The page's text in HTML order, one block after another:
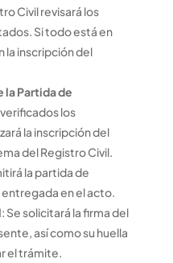
Civil revisará los
Si todo está en
la inscripción del
la Partida de
verificados los
la inscripción del
del Registro Civil.
la partida de
en el acto.
: Se solicitará la firma del
así como su huella
el trámite.